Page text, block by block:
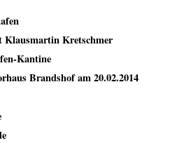
Klausmartin Kretschmer
Kantine
Brandshof am 20.02.2014